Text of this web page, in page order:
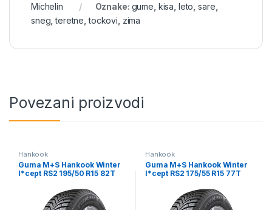
Michelin
Oznake: gume kisa leto ,sare
sneg ,teretne ,tockovi zima
Povezani proizvodi
Hankook
Guma M+S Hankook Winter
I*cept RS2 195/50 R15 82T
Hankook
Guma M+S Hankook Winter
I*cept RS2 175/55 R15 77T